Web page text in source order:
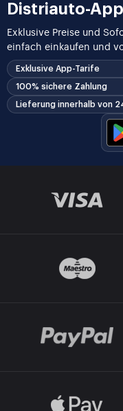
Distriauto-App
Exklusive Preise und
einfach einkaufen und
Exklusive App-Tarife
100% sichere Zahlung
Lieferung innerhalb von